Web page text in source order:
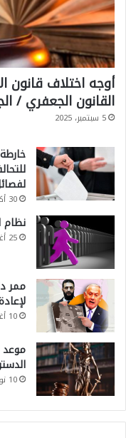
أوجه اختلاف قانون
القانون الجعفري /
5 سبتمبر، 2025
30 أكتوبر، 2025
نظام
25 أغسطس، 2025
10 أغسطس، 2025
موعد
10 نوفمبر، 2025